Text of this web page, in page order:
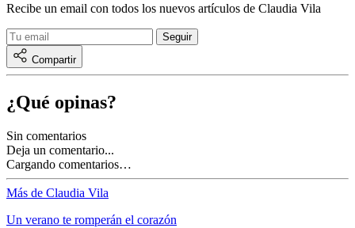
Recibe un email con todos los nuevos artículos de Claudia Vila
Compartir
¿Qué opinas?
Sin comentarios
Deja un comentario...
Cargando comentarios…
Más de Claudia Vila
Un verano te romperán el corazón